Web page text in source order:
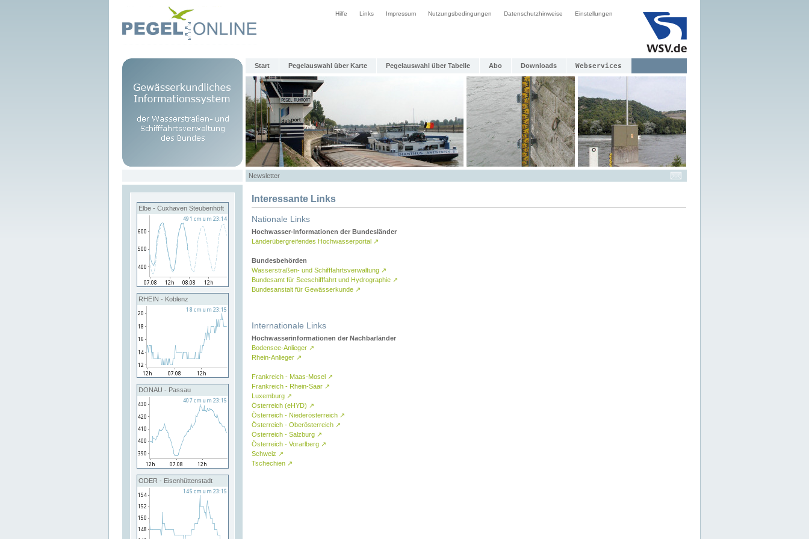
Hilfe Links Impressum Nutzungsbedingungen Datenschutzhinweise Einstellungen
Start Pegelauswahl über Karte Pegelauswahl über Tabelle Abo Downloads Webservices
Newsletter
Elbe - Cuxhaven Steubenhöft
RHEIN - Koblenz
DONAU - Passau
ODER - Eisenhüttenstadt
Interessante Links
Nationale Links
Hochwasser-Informationen der Bundesländer
Länderübergreifendes Hochwasserportal ↗
Bundesbehörden
Wasserstraßen- und Schifffahrtsverwaltung ↗
Bundesamt für Seeschifffahrt und Hydrographie ↗
Bundesanstalt für Gewässerkunde ↗
Internationale Links
Hochwasserinformationen der Nachbarländer
Bodensee-Anlieger ↗
Rhein-Anlieger ↗
Frankreich - Maas-Mosel ↗
Frankreich - Rhein-Saar ↗
Luxemburg ↗
Österreich (eHYD) ↗
Österreich - Niederösterreich ↗
Österreich - Oberösterreich ↗
Österreich - Salzburg ↗
Österreich - Vorarlberg ↗
Schweiz ↗
Tschechien ↗